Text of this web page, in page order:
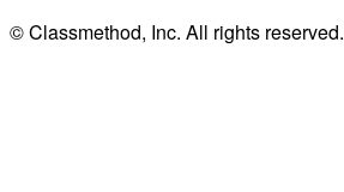
© Classmethod, Inc. All rights reserved.